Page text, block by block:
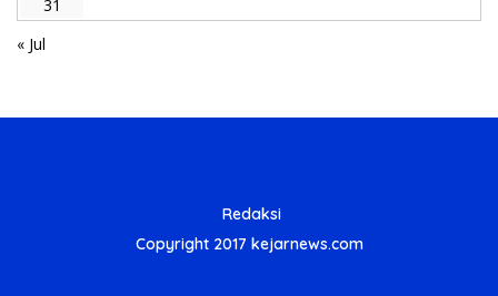
31
« Jul
Redaksi
Copyright 2017 kejarnews.com